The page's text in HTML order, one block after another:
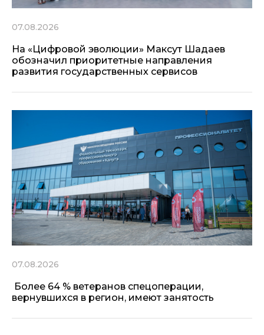
07.08.2026
На «Цифровой эволюции» Максут Шадаев
обозначил приоритетные направления
развития государственных сервисов
07.08.2026
Более 64 % ветеранов спецоперации,
вернувшихся в регион, имеют занятость